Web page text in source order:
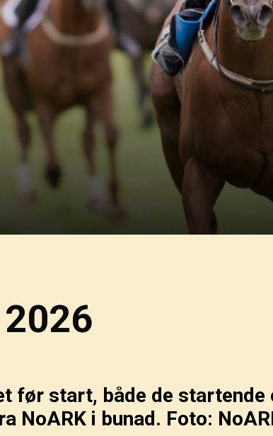
før start, både de startende
NoARK i bunad. Foto: